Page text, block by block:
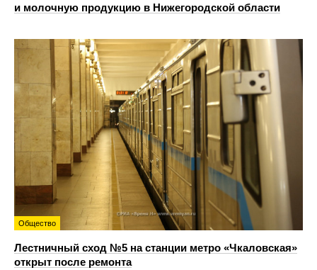
и молочную продукцию в Нижегородской области
Общество
Лестничный сход №5 на станции метро «Чкаловская»
открыт после ремонта